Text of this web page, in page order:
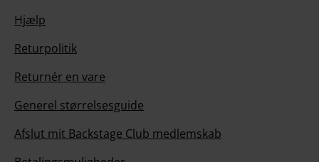
Hjælp
Returpolitik
Returnér en vare
Generel størrelsesguide
Afslut mit Backstage Club medlemskab